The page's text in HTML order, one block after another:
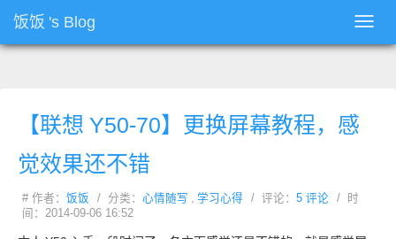
饭饭 's Blog
【联想 Y50-70】更换屏幕教程，感
觉效果还不错
# 作者： 饭饭 / 分类： 心情随写 , 学习心得 / 评论： 5 评论
/ 时
间：2014-09-06 16:52